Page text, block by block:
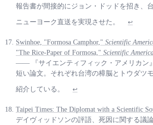
報告書が間接的にジョン・ドッドを招き、
ニューヨーク直送を実現させた。 ↩
Swinhoe, "Formosa Camphor," Scientific
"The Rice-Paper of Formosa," Scientific
—— 『サイエンティフィック・アメリカン
短い論文。それぞれ台湾の樟脳とトウダツ
紹介している。 ↩
Taipei Times: The Diplomat with a Scientific
デイヴィッドソンの評語、死因に関する議